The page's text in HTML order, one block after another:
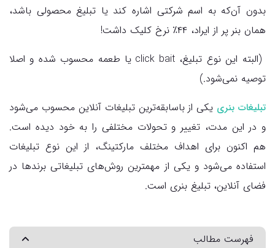
بدون آن‌که به اسم شرکتی اشاره کند یا تبلیغ محصولی باشد،
همان بنر پر از ایراد، ۴۴٪ نرخ کلیک داشت!
(البته این نوع تبلیغ، click bait یا طعمه محسوب شده و اصلا
توصیه نمی‌شود.)
تبلیغات بنری یکی از باسابقه‌ترین تبلیغات آنلاین محسوب می‌شود
و در این مدت، تغییر و تحولات مختلفی را به خود دیده است.
هم اکنون برای اهداف مختلف مارکتینگ، از این نوع تبلیغات
استفاده می‌شود و یکی از مهمترین روش‌های تبلیغاتی برندها در
فضای آنلاین، تبلیغ بنری است.
فهرست مطالب